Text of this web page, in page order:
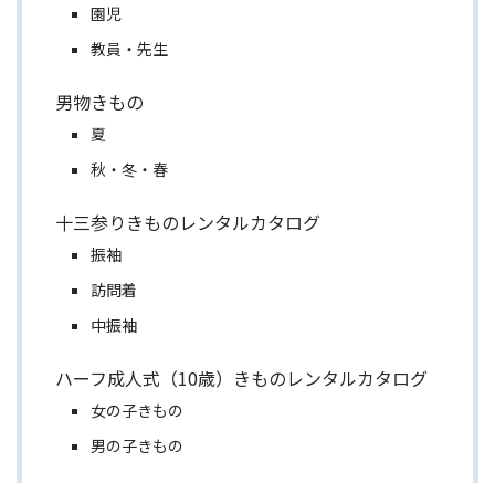
園児
教員・先生
男物きもの
夏
秋・冬・春
十三参りきものレンタルカタログ
振袖
訪問着
中振袖
ハーフ成人式（10歳）きものレンタルカタログ
女の子きもの
男の子きもの